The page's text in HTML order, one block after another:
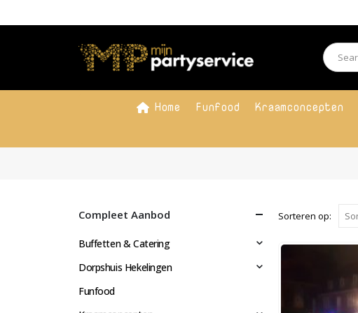
Home Funfood Kraamconcepten
Sorteren op:
Compleet Aanbod
Buffetten & Catering
Dorpshuis Hekelingen
Funfood